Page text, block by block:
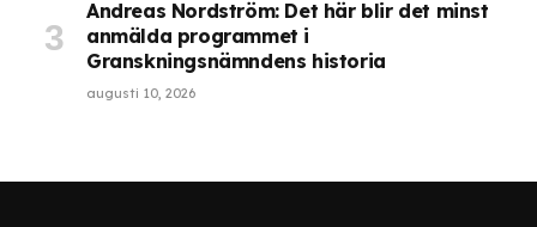
Andreas Nordström: Det här blir det minst
anmälda programmet i
Granskningsnämndens historia
augusti 10, 2026